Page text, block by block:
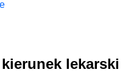
lekarski